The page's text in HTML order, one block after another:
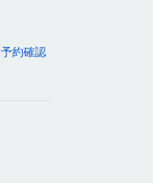
予約確認